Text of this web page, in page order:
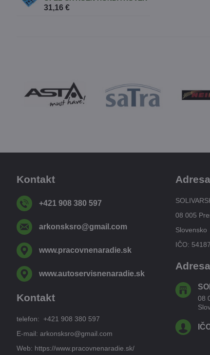
31,16 €
Kontakt
+421 908 380 597
arkonsksro​@gmail​.com
www​.pracovnenaradie​.sk
www​.autoservisnenaradie​.sk
Kontakt
telefon: +421 908 380 597
E-mail: arkonsksro@gmail.com
Web: https://www.pracovnenaradie.sk/
Adresa
08 005
Slovensko
IČO:
Adresa
08